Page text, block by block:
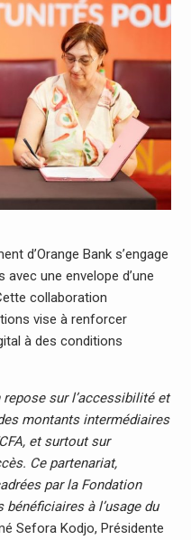
d’Orange Bank s’engage
une envelope d’une
collaboration
vise à renforcer
à des conditions
sur l’accessibilité et
montants intermédiaires
et surtout sur
ès. Ce partenariat,
par la Fondation
à l’usage du
Sefora Kodjo, Présidente